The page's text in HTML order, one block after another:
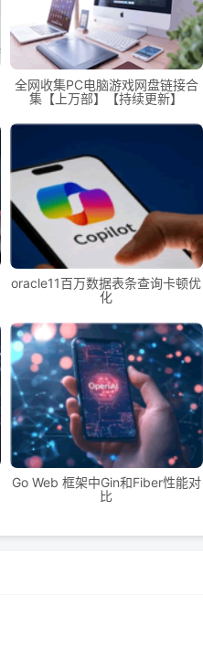
全网收集PC电脑游戏网盘链接合
集【上万部】【持续更新】
oracle11百万数据表条查询卡顿优
化
Go Web 框架中Gin和Fiber性能对
比